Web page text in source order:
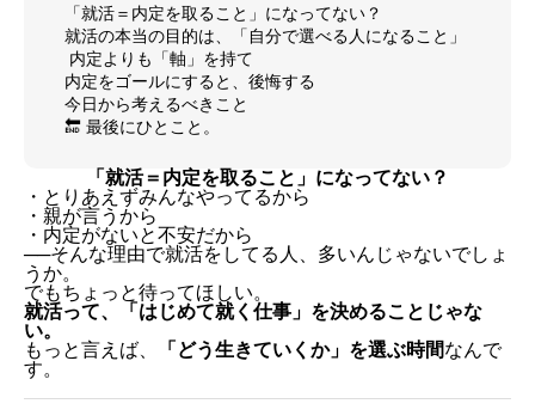
「就活＝内定を取ること」になってない？
就活の本当の目的は、「自分で選べる人になること」
内定よりも「軸」を持て
内定をゴールにすると、後悔する
今日から考えるべきこと
🔚 最後にひとこと。
「就活＝内定を取ること」になってない？
・とりあえずみんなやってるから
・親が言うから
・内定がないと不安だから
──そんな理由で就活をしてる人、多いんじゃないでしょ
うか。
でもちょっと待ってほしい。
就活って、「はじめて就く仕事」を決めることじゃな
い。
もっと言えば、
「どう生きていくか」を選ぶ時間なんで
す。